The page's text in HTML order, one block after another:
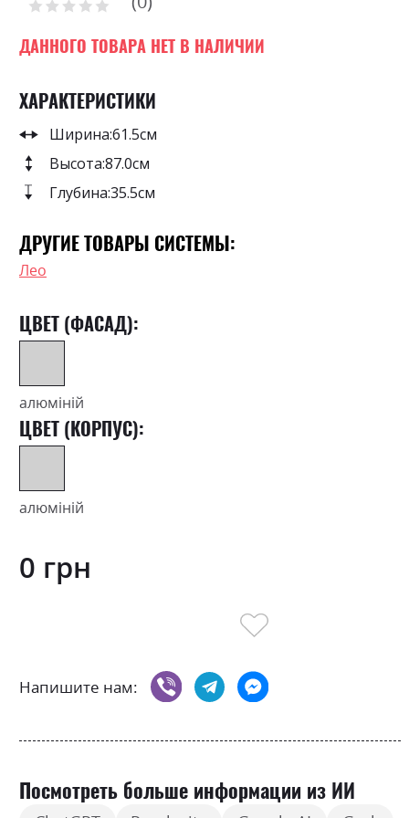
gallery
Рейтинг:
ДАННОГО ТОВАРА НЕТ В НАЛИЧИИ
ХАРАКТЕРИСТИКИ
Ширина:61.5см
Высота:87.0см
Глубина:35.5см
ДРУГИЕ ТОВАРЫ СИСТЕМЫ:
Лео
ЦВЕТ (ФАСАД):
алюміній
ЦВЕТ (КОРПУС):
алюміній
0 грн
Напишите нам:
Посмотреть больше информации из ИИ